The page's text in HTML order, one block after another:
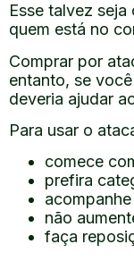
Esse talvez
quem está no
Comprar por
entanto, se
deveria ajudar
Para usar o
comece
prefira
não
faça